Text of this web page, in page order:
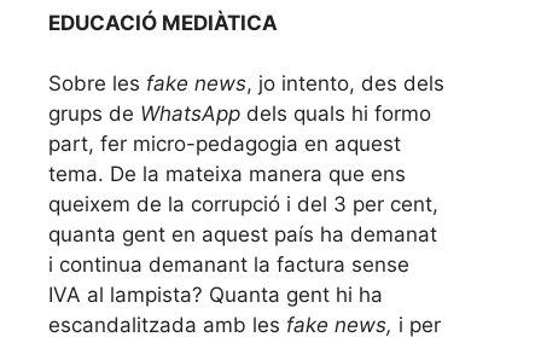
EDUCACIÓ MEDIÀTICA
Sobre les fake news, jo intento, des dels
grups de WhatsApp dels quals hi formo
part, fer micro-pedagogia en aquest
tema. De la mateixa manera que ens
queixem de la corrupció i del 3 per cent,
quanta gent en aquest país ha demanat
i continua demanant la factura sense
IVA al lampista? Quanta gent hi ha
escandalitzada amb les fake news, i per